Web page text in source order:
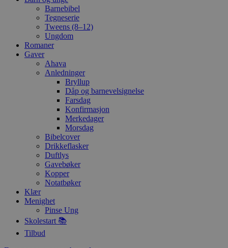
Barnebibel
Tegneserie
Tweens (8–12)
Ungdom
Romaner
Gaver
Ahava
Anledninger
Bryllup
Dåp og barnevelsignelse
Farsdag
Konfirmasjon
Merkedager
Morsdag
Bibelcover
Drikkeflasker
Duftlys
Gavebøker
Kopper
Notatbøker
Klær
Menighet
Pinse Ung
Skolestart 📚
Tilbud